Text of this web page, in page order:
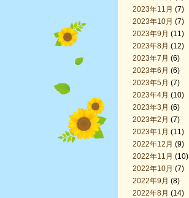
2023年11月 (7)
2023年10月 (7)
2023年9月 (11)
2023年8月 (12)
2023年7月 (6)
2023年6月 (6)
2023年5月 (7)
2023年4月 (10)
2023年3月 (6)
2023年2月 (7)
2023年1月 (11)
2022年12月 (9)
2022年11月 (10)
2022年10月 (7)
2022年9月 (8)
2022年8月 (14)